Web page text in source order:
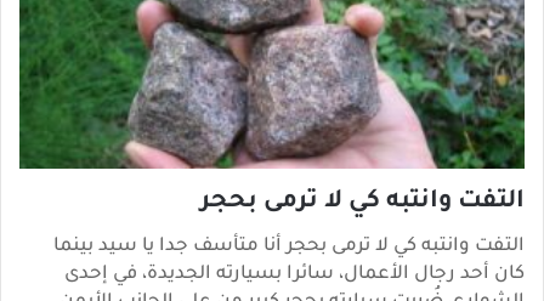
التفت وانتبه كي لا ترمى بحجر
التفت وانتبه كي لا ترمى بحجر أنا متأسف جدا يا سيد بينما
كان أحد رجال الأعمال، سائرا بسيارته الجديدة، في إحدى